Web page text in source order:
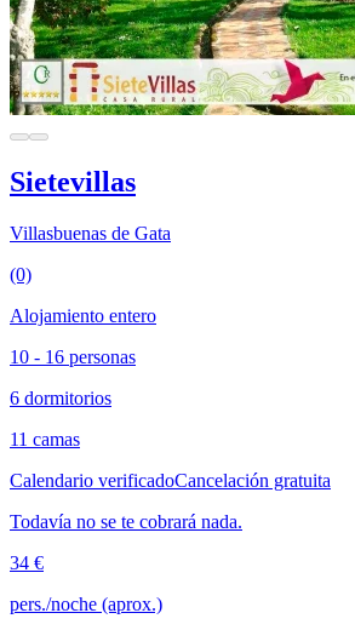
Sietevillas
Villasbuenas de Gata
(0)
Alojamiento entero
10 - 16 personas
6 dormitorios
11 camas
Calendario verificadoCancelación gratuita
Todavía no se te cobrará nada.
34 €
pers./noche (aprox.)